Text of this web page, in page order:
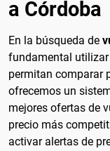
a Córdoba
En la búsqueda de
fundamental
permitan comparar
ofrecemos un
mejores ofertas de
precio más
activar alertas de